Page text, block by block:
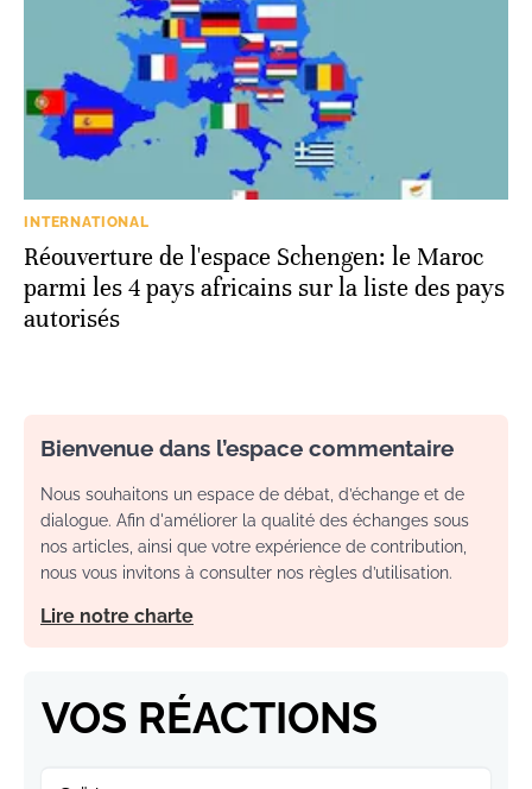
INTERNATIONAL
Réouverture de l'espace Schengen: le Maroc
parmi les 4 pays africains sur la liste des pays
autorisés
Bienvenue dans l’espace commentaire
Nous souhaitons un espace de débat, d’échange et de
dialogue. Afin d'améliorer la qualité des échanges sous
nos articles, ainsi que votre expérience de contribution,
nous vous invitons à consulter nos règles d’utilisation.
Lire notre charte
VOS RÉACTIONS